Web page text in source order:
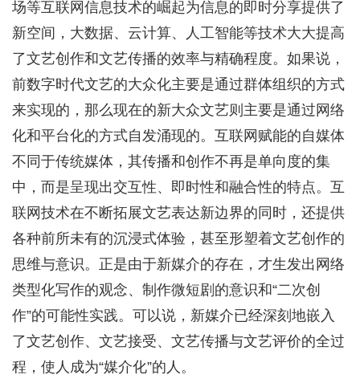
场等互联网信息技术的崛起为信息的即时分享提供了
新空间，大数据、云计算、人工智能等技术大大提高
了文艺创作和文艺传播的效率与精确程度。如果说，
前数字时代文艺的大众化主要是通过群体组织的方式
来实现的，那么现在的新大众文艺则主要是通过网络
化和平台化的方式自发涌现的。互联网赋能的自媒体
不同于传统媒体，其传播和创作不再是单向度的集
中，而是呈现出交互性、即时性和融合性的特点。互
联网技术在不断拓展文艺表达新边界的同时，还提供
各种前所未有的沉浸式体验，甚至形塑着文艺创作的
思维与意识。正是由于新媒介的存在，才生发出网络
类型化写作的观念、制作微短剧的意识和“二次创
作”的可能性实践。可以说，新媒介已经深刻地嵌入
了文艺创作、文艺接受、文艺传播与文艺评价的全过
程，使人成为“媒介化”的人。